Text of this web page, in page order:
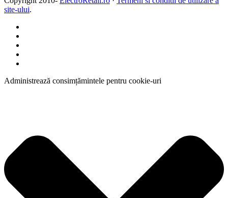
site-ului.
Administrează consimțămintele pentru cookie-uri